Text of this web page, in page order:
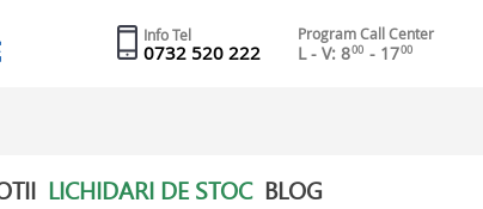
Info Tel
0732 520 222
Program Call Center
L - V: 800 - 1700
LICHIDARI DE STOC BLOG